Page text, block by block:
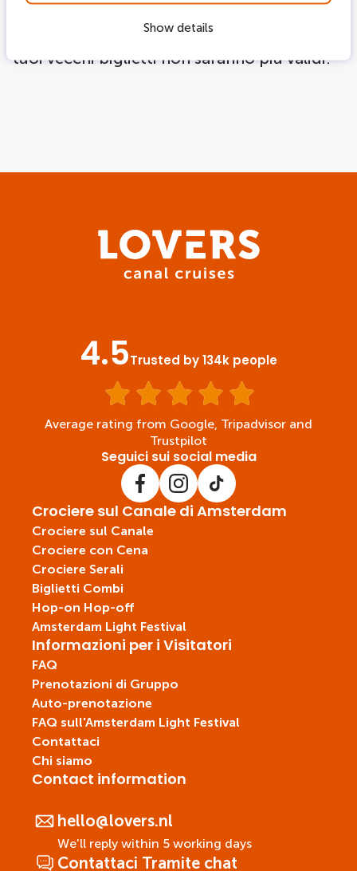
Show details
Clicca su "riprenota".
Riceverai un'e-mail con i nuovi biglietti. I
tuoi vecchi biglietti non saranno più validi.
4.5Trusted by 134k people
Average rating from Google, Tripadvisor and
Trustpilot
Contact information
hello@lovers.nl
We'll reply within 5 working days
Contattaci Tramite chat
Crociere sul Canale di Amsterdam
Crociere sul Canale
Crociere con Cena
Crociere Serali
Biglietti Combi
Hop-on Hop-off
Amsterdam Light Festival
Informazioni per i Visitatori
FAQ
Prenotazioni di Gruppo
Auto-prenotazione
FAQ sull'Amsterdam Light Festival
Contattaci
Chi siamo
Seguici sui social media